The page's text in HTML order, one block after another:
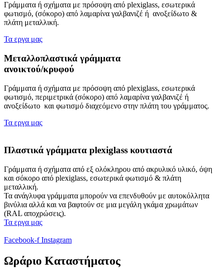
Γράμματα ή σχήματα με πρόσοψη από plexiglass, εσωτερικά
φωτισμό, (σόκορο) από λαμαρίνα γαλβανιζέ ή ανοξείδωτο &
πλάτη μεταλλική.
Τα εργα μας
Μεταλλοπλαστικά γράμματα
ανοικτού/κρυφού
Γράμματα ή σχήματα με πρόσοψη από plexiglass, εσωτερικά
φωτισμό, περιμετρικά (σόκορο) από λαμαρίνα γαλβανιζέ ή
ανοξείδωτο και φωτισμό διαχεόμενο στην πλάτη του γράμματος.
Τα εργα μας
Πλαστικά γράμματα plexiglass κουτιαστά
Γράμματα ή σχήματα από εξ ολόκληρου από ακρυλικό υλικό, όψη
και σόκορο από plexiglass, εσωτερικά φωτισμό & πλάτη
μεταλλική.
Τα ανάγλυφα γράμματα μπορούν να επενδυθούν με αυτοκόλλητα
βινύλια αλλά και να βαφτούν σε μια μεγάλη γκάμα χρωμάτων
(RAL αποχρώσεις).
Τα εργα μας
Facebook-f Instagram
Ωράριο Καταστήματος